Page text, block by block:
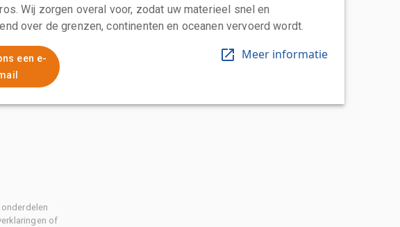
Wij zorgen overal voor, zodat uw materieel snel en
over de grenzen, continenten en oceanen vervoerd wordt.
een e-
Meer informatie
of